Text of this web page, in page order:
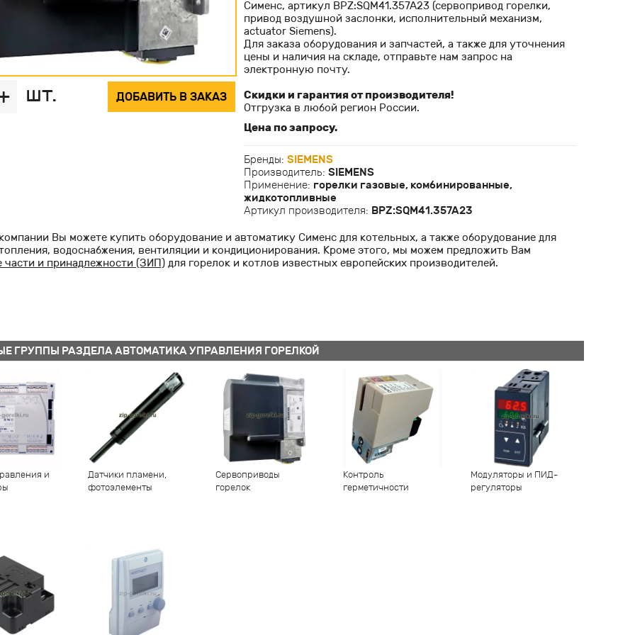
шт. ДОБАВИТЬ В ЗАКАЗ
Сименс, артикул BPZ:SQM41.357A23 (cервопривод горелки,
привод воздушной заслонки, исполнительный механизм,
actuator Siemens).
Для заказа оборудования и запчастей, а также для уточнения
цены и наличия на складе, отправьте нам запрос на
электронную почту.
Скидки и гарантия от производителя!
Отгрузка в любой регион России.
Цена по запросу.
Бренды: SIEMENS
Производитель: SIEMENS
Применение: горелки газовые, комбинированные,
жидкотопливные
Артикул производителя: BPZ:SQM41.357A23
Вы можете купить оборудование и автоматику Сименс для котельных, а также оборудование для
водоснабжения, вентиляции и кондиционирования. Кроме этого, мы можем предложить Вам
части и принадлежности (ЗИП) для горелок и котлов известных европейских производителей.
ГРУППЫ РАЗДЕЛА АВТОМАТИКА УПРАВЛЕНИЯ ГОРЕЛКОЙ
и
Датчики пламени,
фотоэлементы
Сервоприводы
горелок
Контроль
герметичности
Модуляторы и ПИД-
регуляторы